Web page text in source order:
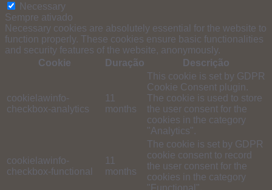
Necessary
Sempre ativado
Necessary cookies are absolutely essential for the website to
function properly. These cookies ensure basic functionalities
and security features of the website, anonymously.
Cookie
Duração Descrição
cookielawinfo-
checkbox-analytics
11
months
This cookie is set by GDPR
Cookie Consent plugin.
The cookie is used to store
the user consent for the
cookies in the category
"Analytics".
cookielawinfo-
checkbox-functional
11
months
The cookie is set by GDPR
cookie consent to record
the user consent for the
cookies in the category
"Functional".